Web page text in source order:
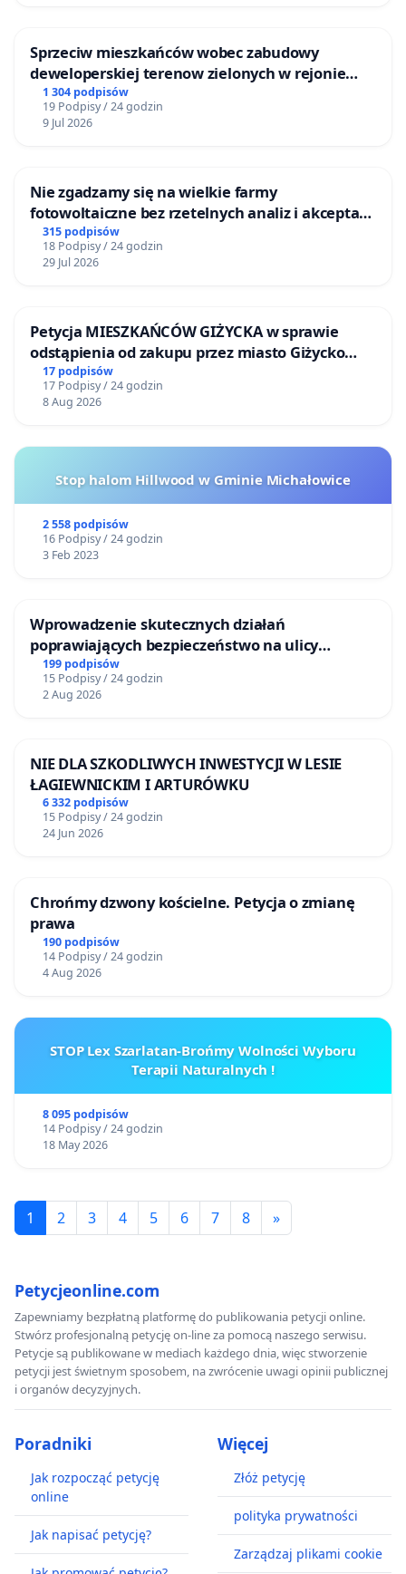
Sprzeciw mieszkańców wobec zabudowy
deweloperskiej terenow zielonych w rejonie
Bulwarów Straceńskich w Bielsku-Białej
1 304 podpisów
19 Podpisy / 24 godzin
9 Jul 2026
Nie zgadzamy się na wielkie farmy
fotowoltaiczne bez rzetelnych analiz i akceptacji
mieszkańców
315 podpisów
18 Podpisy / 24 godzin
29 Jul 2026
Petycja MIESZKAŃCÓW GIŻYCKA w sprawie
odstąpienia od zakupu przez miasto Giżycko
nieruchomości położonej nad jeziorem Niegocin
17 podpisów
17 Podpisy / 24 godzin
8 Aug 2026
Stop halom Hillwood w Gminie Michałowice
2 558 podpisów
16 Podpisy / 24 godzin
3 Feb 2023
Wprowadzenie skutecznych działań
poprawiających bezpieczeństwo na ulicy
Żeromskiego w Otwocku
199 podpisów
15 Podpisy / 24 godzin
2 Aug 2026
NIE DLA SZKODLIWYCH INWESTYCJI W LESIE
ŁAGIEWNICKIM I ARTURÓWKU
6 332 podpisów
15 Podpisy / 24 godzin
24 Jun 2026
Chrońmy dzwony kościelne. Petycja o zmianę
prawa
190 podpisów
14 Podpisy / 24 godzin
4 Aug 2026
STOP Lex Szarlatan-Brońmy Wolności Wyboru
Terapii Naturalnych !
8 095 podpisów
14 Podpisy / 24 godzin
18 May 2026
1 2 3 4 5 6 7 8 »
Petycjeonline.com
Zapewniamy bezpłatną platformę do publikowania petycji online.
Stwórz profesjonalną petycję on-line za pomocą naszego serwisu.
Petycje są publikowane w mediach każdego dnia, więc stworzenie
petycji jest świetnym sposobem, na zwrócenie uwagi opinii publicznej
i organów decyzyjnych.
Poradniki
Jak rozpocząć petycję
online
Jak napisać petycję?
Więcej
Złóż petycję
polityka prywatności
Zarządzaj plikami cookie